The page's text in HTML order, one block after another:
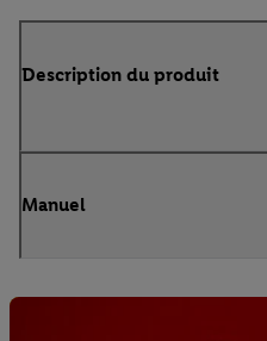
Description du produit
Manuel